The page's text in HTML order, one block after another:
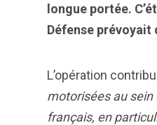
longue portée.
Défense prévoyait
L’opération
motorisées au
français, en